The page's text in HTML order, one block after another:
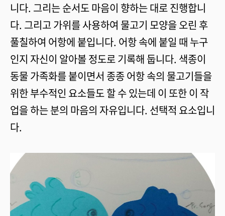
니다. 그리는 순서도 마음이 향하는 대로 진행합니
다. 그리고 가위를 사용하여 물고기 모양을 오린 후
풀칠하여 어항에 붙입니다. 어항 속에 붙일 때 누구
인지 자신이 알아볼 정도로 기록해 둡니다. 색종이
동물 가족화를 붙이면서 종종 어항 속의 물고기들을
위한 부수적인 요소들도 할 수 있는데 이 또한 이 작
업을 하는 분의 마음의 자유입니다. 선택적 요소입니
다.